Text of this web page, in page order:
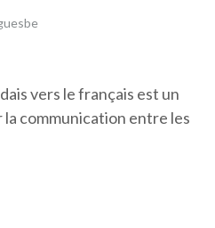
vers le français est un
communication entre les